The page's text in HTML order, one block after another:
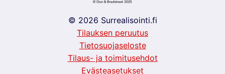
© 2026 Surrealisointi.fi
Tilauksen peruutus
Tietosuojaseloste
Tilaus- ja toimitusehdot
Evästeasetukset